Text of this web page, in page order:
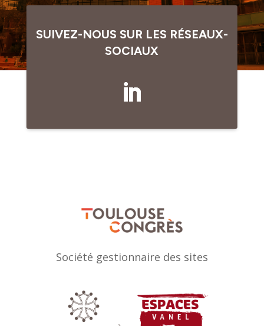
SUIVEZ-NOUS SUR LES RÉSEAUX-
SOCIAUX
Société gestionnaire des sites